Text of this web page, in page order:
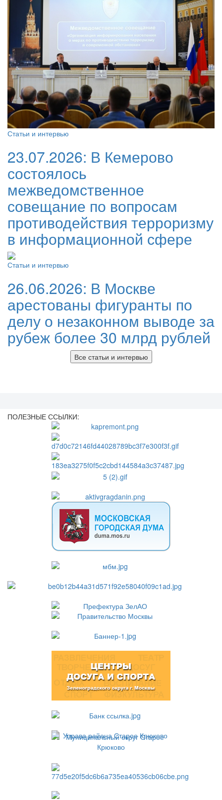
Статьи и интервью
23.07.2026: В Кемерово
состоялось
межведомственное
совещание по вопросам
противодействия терроризму
в информационной сфере
Статьи и интервью
26.06.2026: В Москве
арестованы фигуранты по
делу о незаконном выводе за
рубеж более 30 млрд рублей
Все статьи и интервью
ПОЛЕЗНЫЕ ССЫЛКИ: